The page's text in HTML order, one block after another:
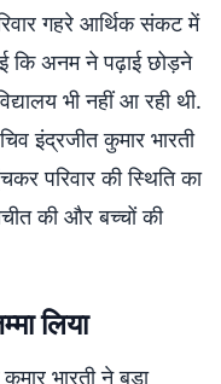
गहरे आर्थिक संकट में
कि अनम ने पढ़ाई छोड़ने
भी नहीं आ रही थी.
इंद्रजीत कुमार भारती
परिवार की स्थिति का
की और बच्चों की
लिया
भारती ने बड़ा